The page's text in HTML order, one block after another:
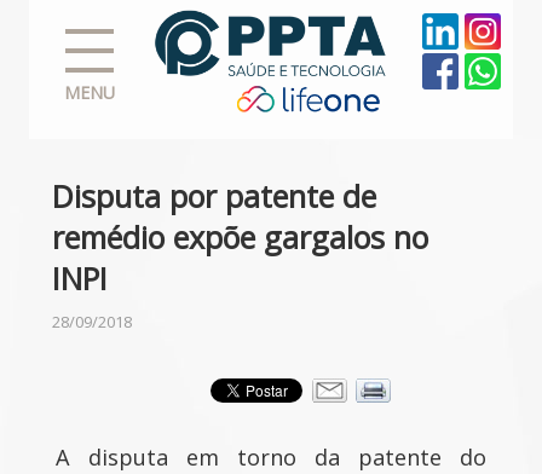
MENU
Disputa por patente de
remédio expõe gargalos no
INPI
28/09/2018
A disputa em torno da patente do